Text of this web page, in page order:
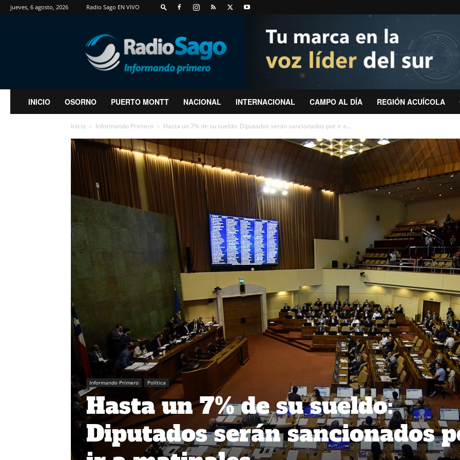
jueves, 6 agosto, 2026 Radio Sago EN VIVO
RadioSago
INICIO OSORNO PUERTO MONTT NACIONAL INTERNACIONAL CAMPO AL DÍA REGIÓN ACUÍCOLA
Inicio Informando Primero Hasta un 7% de su sueldo: Diputados serán sancionados por ir a...
Informando Primero Política
Hasta un 7% de su sueldo:
Diputados serán sancionados